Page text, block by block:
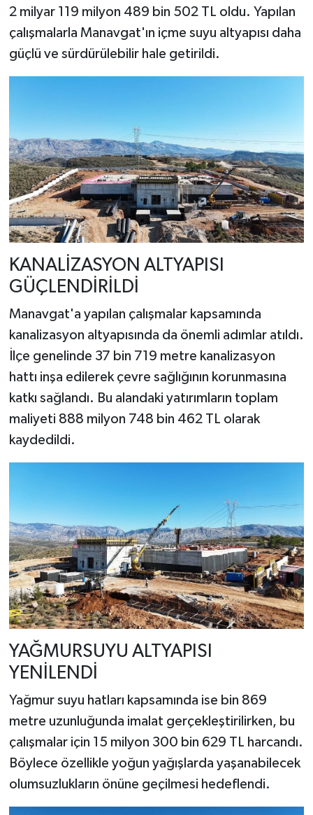
2 milyar 119 milyon 489 bin 502 TL oldu. Yapılan
çalışmalarla Manavgat'ın içme suyu altyapısı daha
güçlü ve sürdürülebilir hale getirildi.
KANALİZASYON ALTYAPISI
GÜÇLENDİRİLDİ
Manavgat'a yapılan çalışmalar kapsamında
kanalizasyon altyapısında da önemli adımlar atıldı.
İlçe genelinde 37 bin 719 metre kanalizasyon
hattı inşa edilerek çevre sağlığının korunmasına
katkı sağlandı. Bu alandaki yatırımların toplam
maliyeti 888 milyon 748 bin 462 TL olarak
kaydedildi.
YAĞMURSUYU ALTYAPISI
YENİLENDİ
Yağmur suyu hatları kapsamında ise bin 869
metre uzunluğunda imalat gerçekleştirilirken, bu
çalışmalar için 15 milyon 300 bin 629 TL harcandı.
Böylece özellikle yoğun yağışlarda yaşanabilecek
olumsuzlukların önüne geçilmesi hedeflendi.